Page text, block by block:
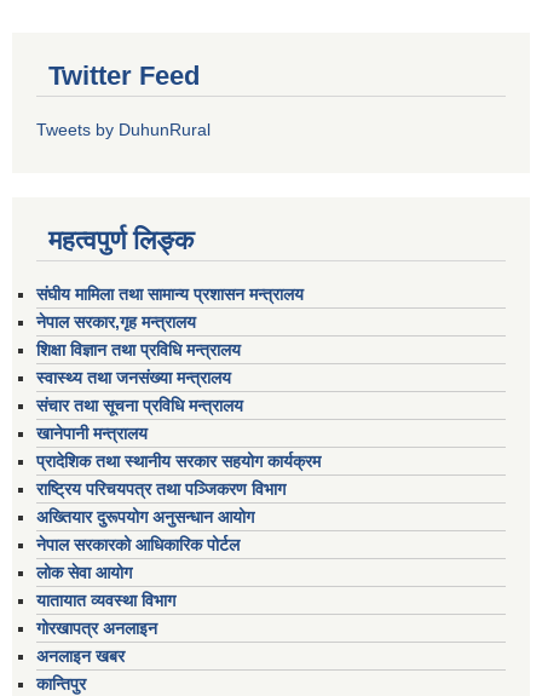
Twitter Feed
Tweets by DuhunRural
महत्वपुर्ण लिङ्क
संघीय मामिला तथा सामान्य प्रशासन मन्त्रालय
नेपाल सरकार,गृह मन्त्रालय
शिक्षा विज्ञान तथा प्रविधि मन्त्रालय
स्वास्थ्य तथा जनसंख्या मन्त्रालय
संचार तथा सूचना प्रविधि मन्त्रालय
खानेपानी मन्त्रालय
प्रादेशिक तथा स्थानीय सरकार सहयोग कार्यक्रम
राष्ट्रिय परिचयपत्र तथा पञ्जिकरण विभाग
अख्तियार दुरूपयोग अनुसन्धान आयोग
नेपाल सरकारको आधिकारिक पोर्टल
लोक सेवा आयोग
यातायात व्यवस्था विभाग
गोरखापत्र अनलाइन
अनलाइन खबर
कान्तिपुर